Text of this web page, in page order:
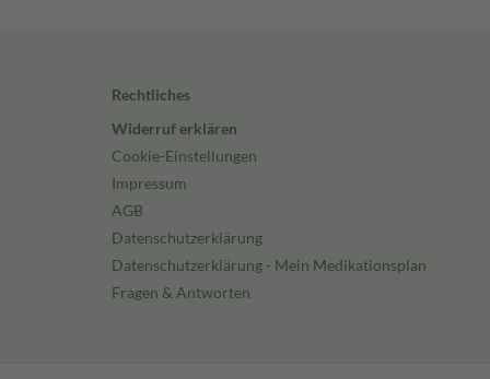
Rechtliches
Widerruf erklären
Cookie-Einstellungen
Impressum
AGB
Datenschutzerklärung
Datenschutzerklärung - Mein Medikationsplan
Fragen & Antworten